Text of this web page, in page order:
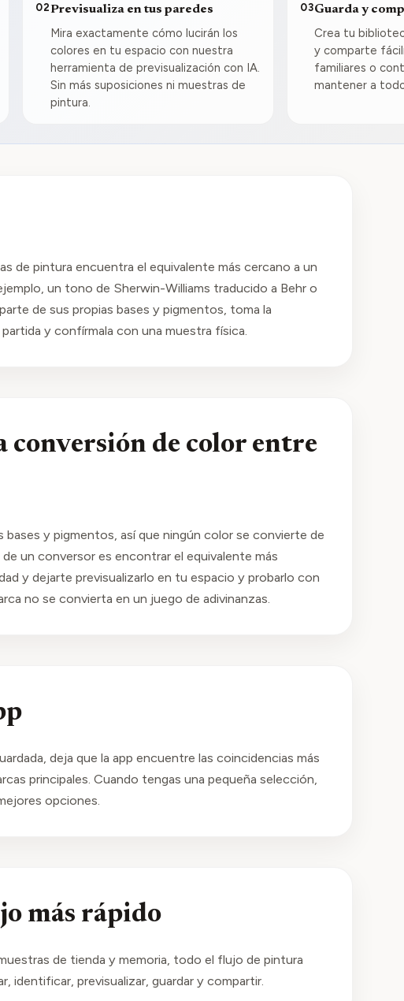
02 Previsualiza en tus paredes
Mira exactamente cómo lucirán los
colores en tu espacio con nuestra
herramienta de previsualización con IA.
Sin más suposiciones ni muestras de
pintura.
03Guarda y
Crea tu
y comparte
familiares o
mantener a
de pintura encuentra el equivalente más cercano a un
un tono de Sherwin-Williams traducido a Behr o
de sus propias bases y pigmentos, toma la
y confírmala con una muestra física.
conversión de color entre
bases y pigmentos, así que ningún color se convierte de
un conversor es encontrar el equivalente más
y dejarte previsualizarlo en tu espacio y probarlo con
no se convierta en un juego de adivinanzas.
deja que la app encuentre las coincidencias más
principales. Cuando tengas una pequeña selección,
opciones.
más rápido
de tienda y memoria, todo el flujo de pintura
identificar, previsualizar, guardar y compartir.